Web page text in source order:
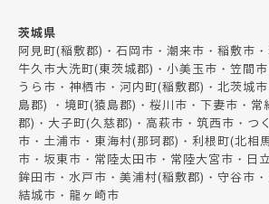
茨城県
阿見町(稲敷郡)・石岡市・潮来市・稲敷市
牛久市大洗町(東茨城郡)・小美玉市・笠間
うら市・神栖市・河内町(稲敷郡)・北茨城
島郡) ・境町(猿島郡)・桜川市・下妻市・常
郡)・大子町(久慈郡)・高萩市・筑西市・つ
市・土浦市・東海村(那珂郡)・利根町(北相
市・坂東市・常陸太田市・常陸大宮市・日
鉾田市・水戸市・美浦村(稲敷郡)・守谷市
結城市・龍ヶ崎市